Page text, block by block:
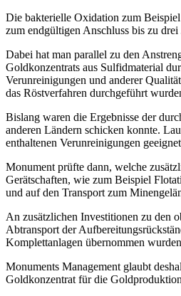
Die bakterielle Oxidation zum
zum endgültigen Anschluss bis zu
Dabei hat man parallel zu den
Goldkonzentrats aus Sulfidmaterial
Verunreinigungen und anderer
das Röstverfahren durchgeführt
Bislang waren die Ergebnisse der
anderen Ländern schicken konnte.
enthaltenen Verunreinigungen
Monument prüfte dann, welche
Gerätschaften, wie zum Beispiel
und auf den Transport zum
An zusätzlichen Investitionen zu den
Abtransport der
Komplettanlagen übernommen
Monuments Management glaubt
Goldkonzentrat für die